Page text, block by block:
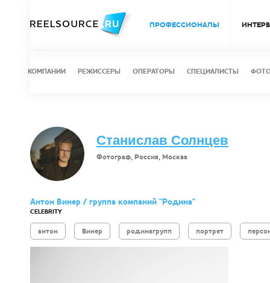
ПРОФЕССИОНАЛЫ
КОМПАНИИ РЕЖИССЕРЫ ОПЕРАТОРЫ СПЕЦИАЛИСТЫ
Станислав Солнцев
Фотограф, Россия, Москва
Антон Винер / группа компаний "Родина"
CELEBRITY
антон Винер родинагрупп портрет